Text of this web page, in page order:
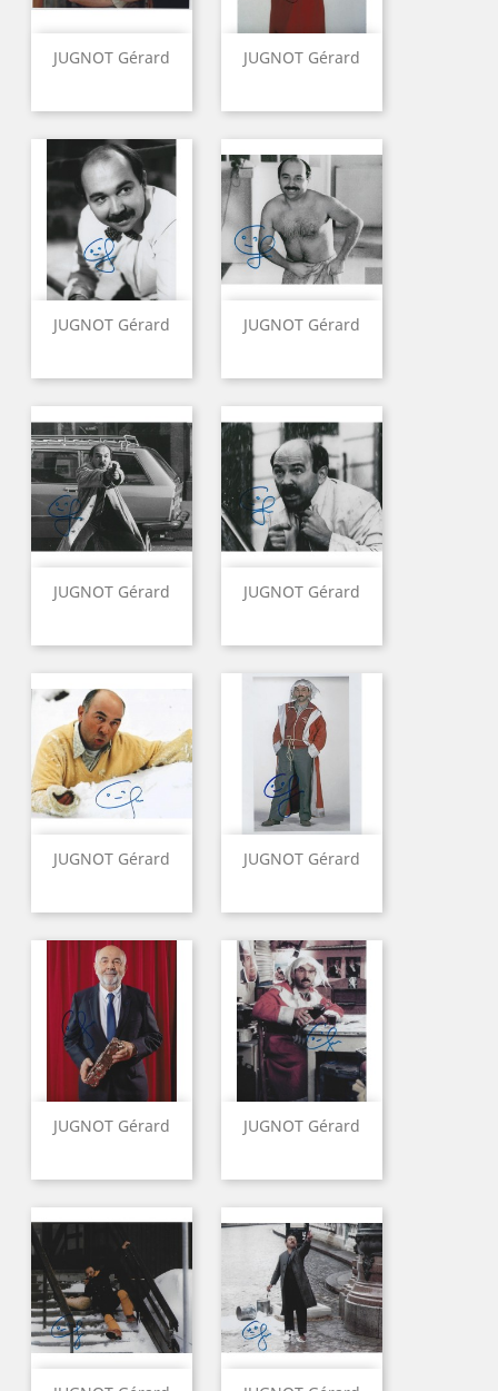
JUGNOT Gérard JUGNOT Gérard
JUGNOT Gérard JUGNOT Gérard
JUGNOT Gérard JUGNOT Gérard
JUGNOT Gérard JUGNOT Gérard
JUGNOT Gérard JUGNOT Gérard